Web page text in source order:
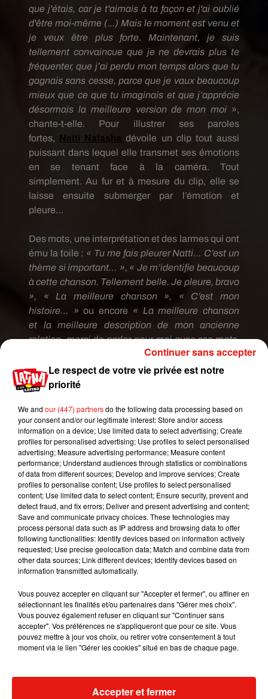
que j'étais, car je t'aimais à ta façon et j'ai oublié
d'être moi-même (...) Mais le moment est venu et
je veux être plus forte. Maintenant, je suis
tellement convaincue que je ne devrais plus te
fréquenter, que j’ai perdu mon temps alors que tu
gagnais sans cesse, parce que je vaux beaucoup
mieux que ce que tu imaginais et que j’apprécie
désormais la meilleure version de mon moi »,
chante-t-elle.
Pour illustrer ses paroles
fortes, Natti Natashadévoile un clip tout aussi
puissant dans lequel elle transmet ses émotions
en se tenant face à la caméra.
Tout
simplement. Au fur et à mesure du clip, elle se
laisse ensuite submerger par l’émotion et
pleure…
Des mots, une interprétation et des larmes qui ont
ému la toile : « Tu me fais pleurerNatti… C’est un
thème si important… », « Je m’identifie beaucoup
à cette chanson. Tellement belle. Je pleure, bravo
», « La meilleure chanson », « C’est mon
histoire…
» ou encore « La meilleure chanson
et la meilleure description de mon ancienne
relation, merci de parler pour moi avec ces mots,
De plus, en moins de 24 heures, le clip
La
MejorVersion De Mide Natti Natasha affiche
déjà plus d’un million de vues et plus de 154 000
Le respect de votre vie privée est notre
priorité
We and our (447) partnersdo the following data processing based on
your consent and/or our legitimate interest: Store and/or access
information on a device; Use limited data to select advertising; Create
profiles for personalised advertising; Use profiles to select personalised
advertising; Measure advertising performance; Measure content
performance; Understand audiences through statistics or combinations
of data from different sources; Develop and improve services; Create
profiles to personalise content; Use profiles to select personalised
content; Use limited data to select content; Ensure security, prevent and
detect fraud, and fix errors; Deliver and present advertising and content;
Save and communicate privacy choices. These technologies may
process personal data such as IP address and browsing data to offer
following functionalities: Identify devices based on information actively
requested; Use precise geolocation data; Match and combine data from
other data sources; Link different devices; Identify devices based on
information transmitted automatically.
Vous pouvez accepter en cliquant sur "Accepter et fermer", ou affiner en
sélectionnant les finalités et/ou partenaires dans "Gérer mes choix".
Vous pouvez également refuser en cliquant sur "Continuer sans
accepter". Vos préférences ne s'appliqueront que pour ce site. Vous
pouvez mettre à jour vos choix, ou retirer votre consentement à tout
moment via le lien "Gérer les cookies" situé en bas de chaque page.
Accepter et fermer
Continuer sans accepter